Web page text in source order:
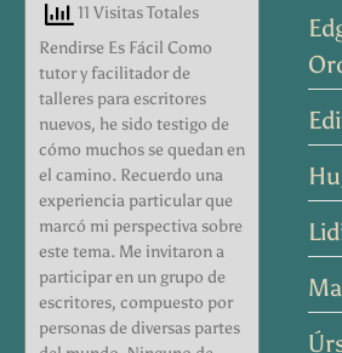
11 Visitas Totales
Rendirse Es Fácil Como
tutor y facilitador de
talleres para escritores
nuevos, he sido testigo de
cómo muchos se quedan en
el camino. Recuerdo una
experiencia particular que
marcó mi perspectiva sobre
este tema. Me invitaron a
participar en un grupo de
escritores, compuesto por
personas de diversas partes